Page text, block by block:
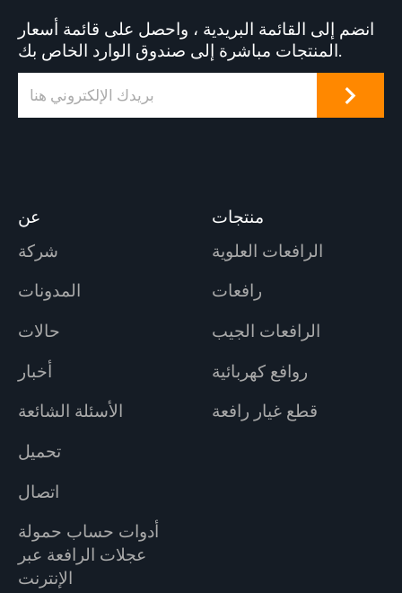
انضم إلى القائمة البريدية ، واحصل على قائمة أسعار
المنتجات مباشرة إلى صندوق الوارد الخاص بك.
عن
شركة
المدونات
حالات
أخبار
الأسئلة الشائعة
تحميل
اتصال
أدوات حساب حمولة
عجلات الرافعة عبر
الإنترنت
منتجات
الرافعات العلوية
رافعات
الرافعات الجيب
روافع كهربائية
قطع غيار رافعة